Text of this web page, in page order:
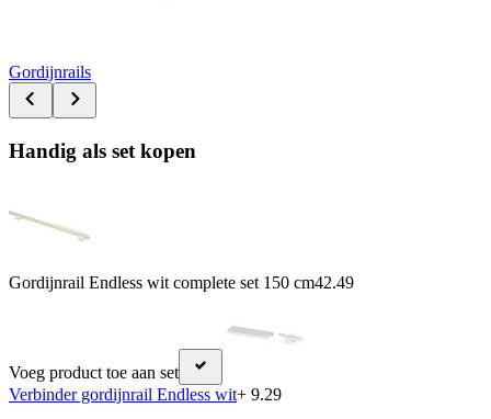
Gordijnrails
Handig als set kopen
Gordijnrail Endless wit complete set 150 cm42.49
Voeg product toe aan set
Verbinder gordijnrail Endless wit+ 9.29